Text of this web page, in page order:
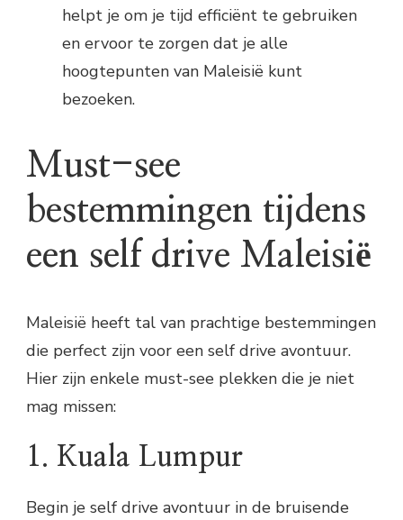
helpt je om je tijd efficiënt te gebruiken
en ervoor te zorgen dat je alle
hoogtepunten van Maleisië kunt
bezoeken.
Must-see
bestemmingen tijdens
een self drive Maleisië
Maleisië heeft tal van prachtige bestemmingen
die perfect zijn voor een self drive avontuur.
Hier zijn enkele must-see plekken die je niet
mag missen:
1. Kuala Lumpur
Begin je self drive avontuur in de bruisende